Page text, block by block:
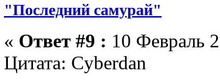
"Последний самурай"
« Ответ #9 : 10 Февраль
Цитата: Cyberdan